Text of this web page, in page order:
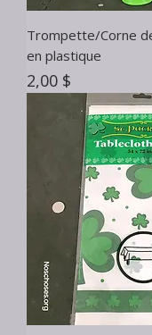
Trompette/Corne
en plastique
Prix
2,00 $